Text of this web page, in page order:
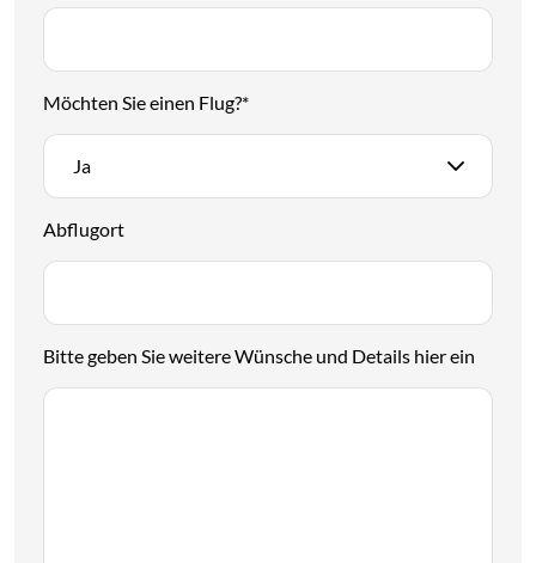
Möchten Sie einen Flug?*
Ja
Abflugort
Bitte geben Sie weitere Wünsche und Details hier ein